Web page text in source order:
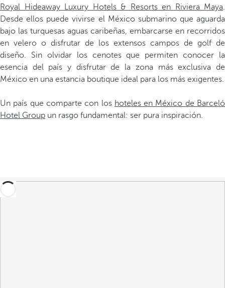
Royal Hideaway Luxury Hotels & Resorts en Riviera Maya.
Desde ellos puede vivirse el México submarino que aguarda
bajo las turquesas aguas caribeñas, embarcarse en recorridos
en velero o disfrutar de los extensos campos de golf de
diseño. Sin olvidar los cenotes que permiten conocer la
esencia del país y disfrutar de la zona más exclusiva de
México en una estancia boutique ideal para los más exigentes.
Un país que comparte con los hoteles en México de Barceló
Hotel Group un rasgo fundamental: ser pura inspiración.